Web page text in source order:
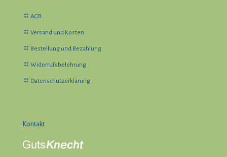
AGB
Versand und Kosten
Bestellung und Bezahlung
Widerrufsbelehrung
Datenschutzerklärung
Kontakt